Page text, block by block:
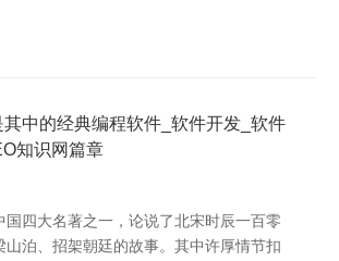
中的经典编程软件_软件开发_软件
知识网篇章
国四大名著之一，论说了北宋时辰一百零
山泊、招架朝廷的故事。其中许厚情节扣